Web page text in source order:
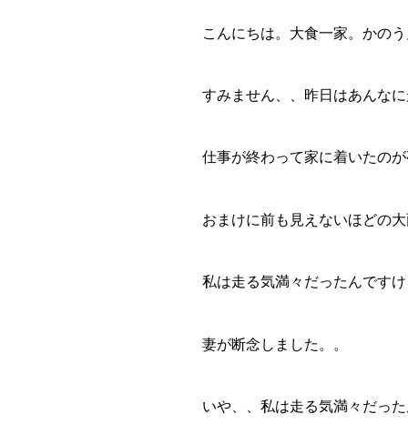
こんにちは。大食一家。かの
すみません、、昨日はあんな
仕事が終わって家に着いたの
おまけに前も見えないほどの
私は走る気満々だったんです
妻が断念しました。。
いや、、私は走る気満々だっ